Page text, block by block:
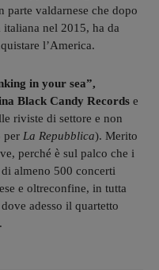
valdarnese che dopo
italiana nel 2015, ha da
l’America.
in your sea”,
Black Candy Records e
riviste di settore e non
per La Repubblica). Merito
perché è sul palco che i
almeno 500 concerti
e oltreconfine, in tutta
adesso il quartetto